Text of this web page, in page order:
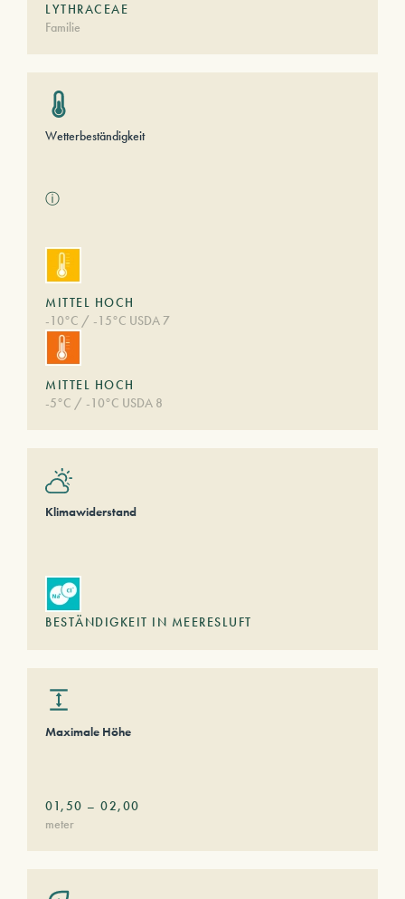
LYTHRACEAE
Familie
Wetterbeständigkeit
ⓘ
MITTEL HOCH
-10°C / -15°C USDA 7
MITTEL HOCH
-5°C / -10°C USDA 8
Klimawiderstand
BESTÄNDIGKEIT IN MEERESLUFT
Maximale Höhe
01,50 – 02,00
meter